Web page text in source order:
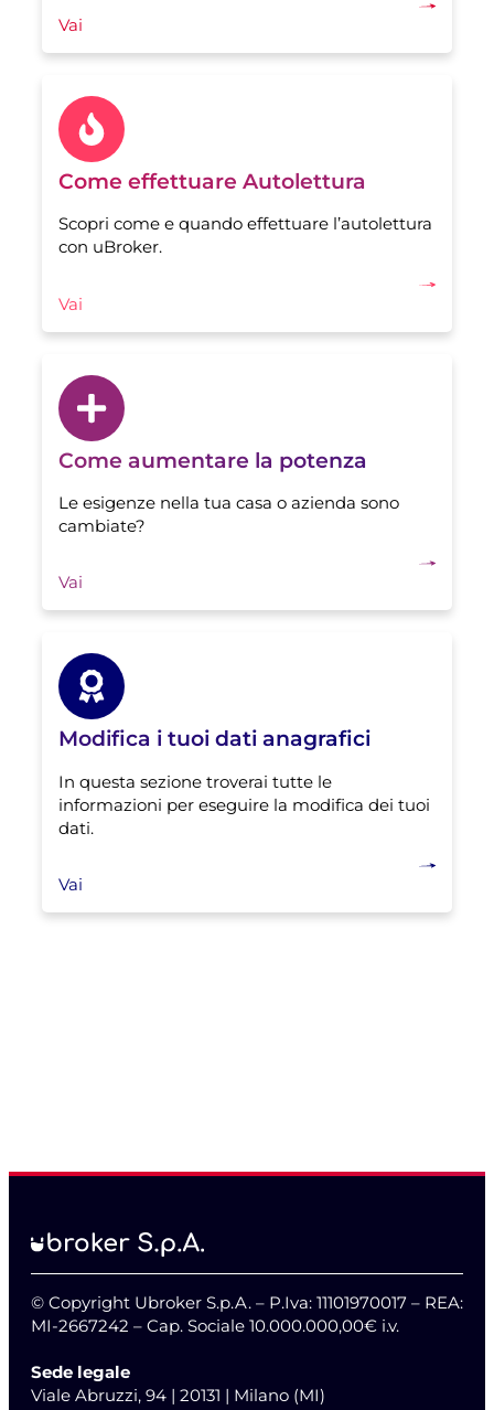
Vai
Come effettuare Autolettura
Scopri come e quando effettuare l’autolettura
con uBroker.
Vai
Come aumentare la potenza
Le esigenze nella tua casa o azienda sono
cambiate?
Vai
Modifica i tuoi dati anagrafici
In questa sezione troverai tutte le
informazioni per eseguire la modifica dei tuoi
dati.
Vai
© Copyright Ubroker S.p.A. – P.Iva: 11101970017 – REA:
MI-2667242 – Cap. Sociale 10.000.000,00€ i.v.
Sede legale
Viale Abruzzi, 94 | 20131 | Milano (MI)